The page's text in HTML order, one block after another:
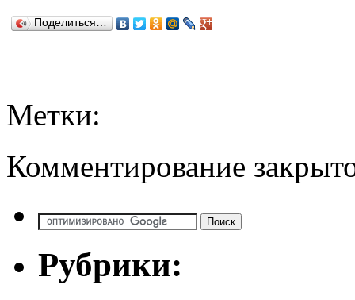
Поделиться…
Метки:
Комментирование
Рубрики: